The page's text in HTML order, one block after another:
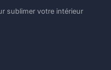
sublimer votre intérieur